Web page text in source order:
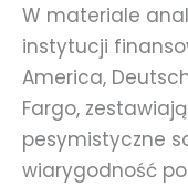
W materiale
instytucji
America,
Fargo,
pesymistyczne
wiarygodność